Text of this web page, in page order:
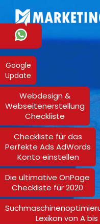
Google
Update
Webdesign &
Webseitenerstellung
Checkliste
Checkliste für das
Perfekte Ads AdWords
Konto einstellen
Die ultimative OnPage
Checkliste für 2020
Lexikon von A bis